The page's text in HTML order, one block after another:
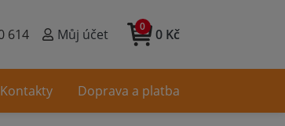
614 Můj účet 0 Kč
0
Kontakty Doprava a platba